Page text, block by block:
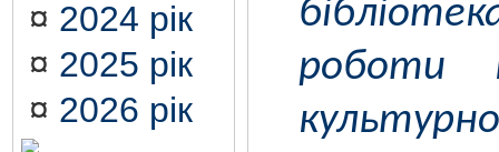
¤ 2024 рік
¤ 2025 рік
¤ 2026 рік
роботи